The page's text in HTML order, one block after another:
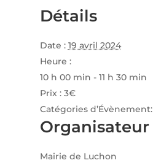
Détails
Date : 19 avril 2024
Heure :
10 h 00 min - 11 h 30 min
Prix : 3€
Catégories d’Évènement:
Organisateur
Mairie de Luchon